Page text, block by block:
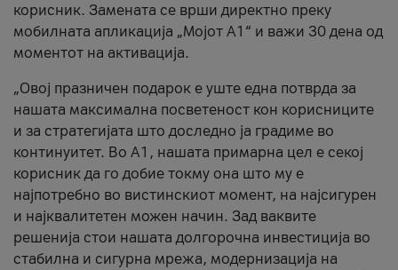
корисник. Замената се врши директно преку
мобилната апликација „Мојот А1“ и важи 30 дена од
моментот на активација.
„Овој празничен подарок е уште една потврда за
нашата максимална посветеност кон корисниците
и за стратегијата што доследно ја градиме во
континуитет. Во А1, нашата примарна цел е секој
корисник да го добие токму она што му е
најпотребно во вистинскиот момент, на најсигурен
и најквалитетен можен начин. Зад ваквите
решенија стои нашата долгорочна инвестиција во
стабилна и сигурна мрежа, модернизација на